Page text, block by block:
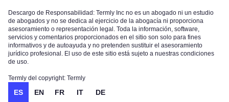
Descargo de Responsabilidad: Termly Inc no es un abogado ni un estudio
de abogados y no se dedica al ejercicio de la abogacía ni proporciona
asesoramiento o representación legal. Toda la información, software,
servicios y comentarios proporcionados en el sitio son solo para fines
informativos y de autoayuda y no pretenden sustituir el asesoramiento
jurídico profesional. El uso de este sitio está sujeto a nuestras condiciones
de uso.
Termly del copyright: Termly
ES EN FR IT DE